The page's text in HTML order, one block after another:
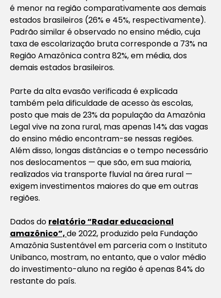
é menor na região comparativamente aos demais
estados brasileiros (26% e 45%, respectivamente).
Padrão similar é observado no ensino médio, cuja
taxa de escolarização bruta corresponde a 73% na
Região Amazônica contra 82%, em média, dos
demais estados brasileiros.
Parte da alta evasão verificada é explicada
também pela dificuldade de acesso às escolas,
posto que mais de 23% da população da Amazônia
Legal vive na zona rural, mas apenas 14% das vagas
do ensino médio encontram-se nessas regiões.
Além disso, longas distâncias e o tempo necessário
nos deslocamentos — que são, em sua maioria,
realizados via transporte fluvial na área rural —
exigem investimentos maiores do que em outras
regiões.
Dados do relatório “Radar educacional
amazônico”,de 2022, produzido pela Fundação
Amazônia Sustentável em parceria com o Instituto
Unibanco, mostram, no entanto, que o valor médio
do investimento-aluno na região é apenas 84% do
restante do país.